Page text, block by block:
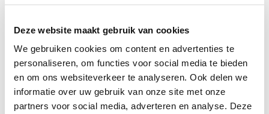
Deze website maakt gebruik van cookies
We gebruiken cookies om content en advertenties te
personaliseren, om functies voor social media te bieden
en om ons websiteverkeer te analyseren. Ook delen we
informatie over uw gebruik van onze site met onze
partners voor social media, adverteren en analyse. Deze
Bekijk tarieven voor crematie